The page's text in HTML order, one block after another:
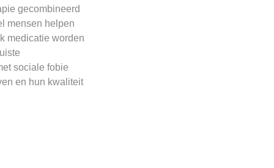
gecombineerd
mensen helpen
medicatie worden
sociale fobie
en hun kwaliteit